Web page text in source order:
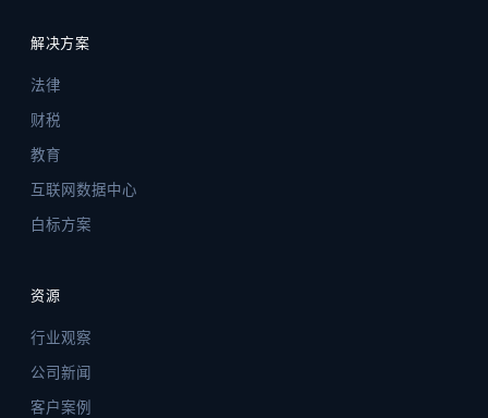
解决方案
法律
财税
教育
互联网数据中心
白标方案
资源
行业观察
公司新闻
客户案例